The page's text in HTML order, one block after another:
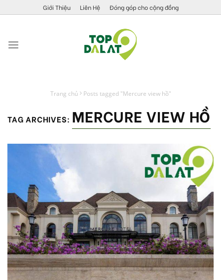
to
Giới Thiệu Liên Hệ Đóng góp cho cộng đồng
Trang chủ Posts tagged "Mercure view hồ"
TAG ARCHIVES: MERCURE VIEW HỒ